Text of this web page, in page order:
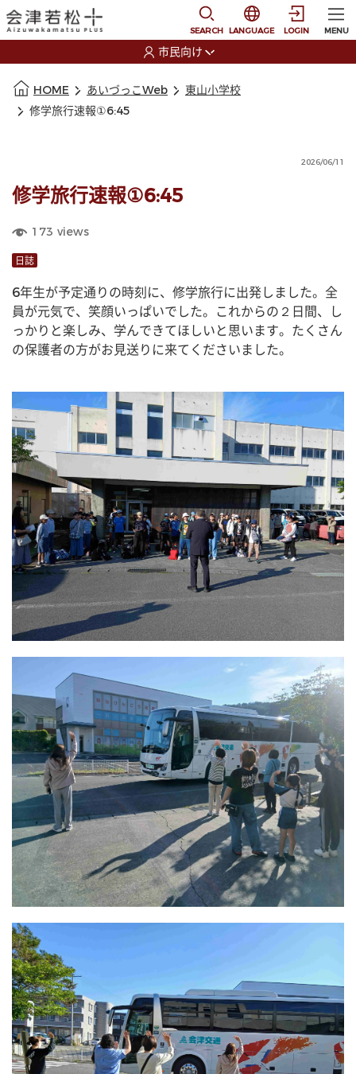
SEARCH
選択すると言語の切
LANGUAGE LOGIN MENU
市民向け
HOME あいづっこWeb
東山小学校
修学旅行速報①6:45
2026/06/11
修学旅行速報①6:45
173 views
日誌
6年生が予定通りの時刻に、修学旅行に出発しました。全
員が元気で、笑顔いっぱいでした。これからの２日間、し
っかりと楽しみ、学んできてほしいと思います。たくさん
の保護者の方がお見送りに来てくださいました。